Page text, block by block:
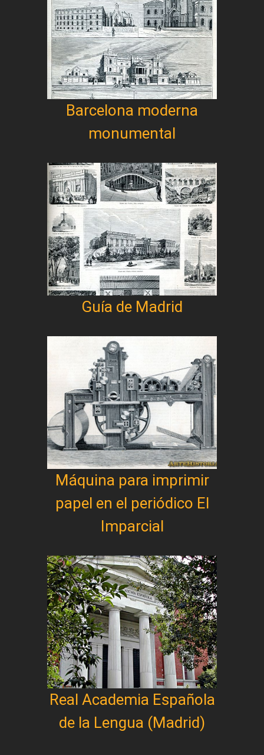
Barcelona moderna
monumental
Guía de Madrid
Máquina para imprimir
papel en el periódico El
Imparcial
Real Academia Española
de la Lengua (Madrid)